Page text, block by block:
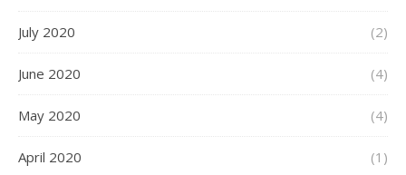
July 2020 (2)
June 2020 (4)
May 2020 (4)
April 2020 (1)